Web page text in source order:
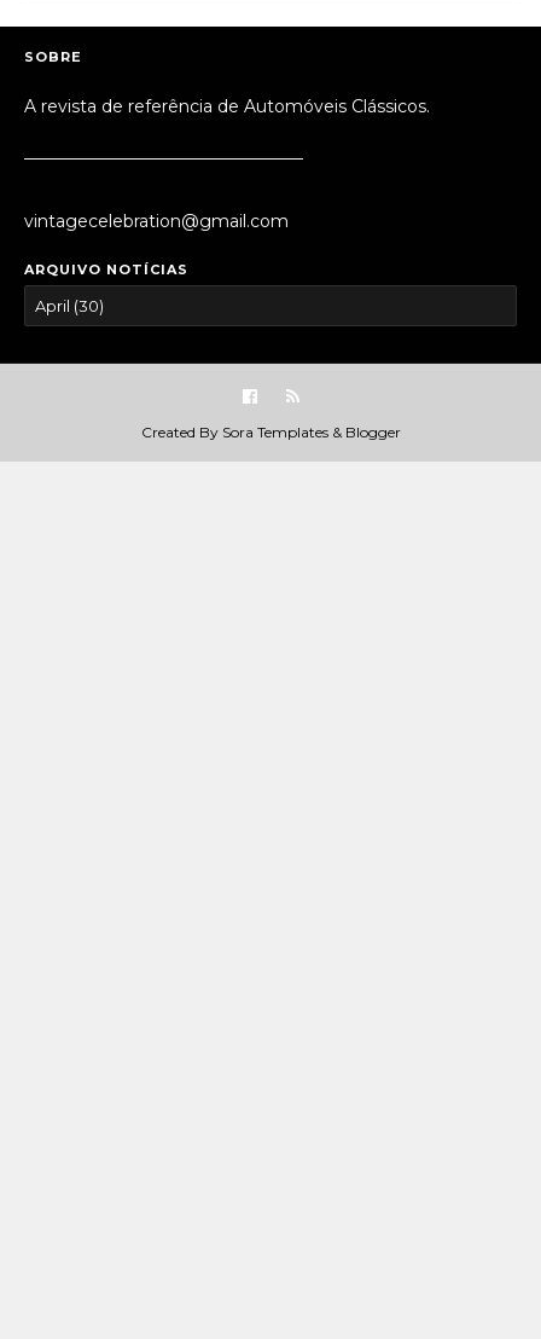
SOBRE
A revista de referência de Automóveis Clássicos.
vintagecelebration@gmail.com
ARQUIVO NOTÍCIAS
Created By Sora Templates& Blogger